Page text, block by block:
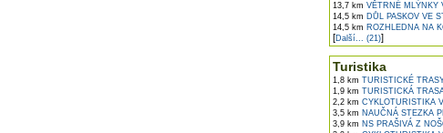
13,7 km VĚTRNÉ MLÝNKY
14,5 km DŮL PASKOV VE
14,5 km ROZHLEDNA NA
[Další... (21)]
Turistika
1,8 km TURISTICKÉ
1,9 km TURISTICKÁ
2,2 km CYKLOTURISTIKA
3,5 km NAUČNÁ STEZKA
3,9 km NS PRAŠIVÁ Z